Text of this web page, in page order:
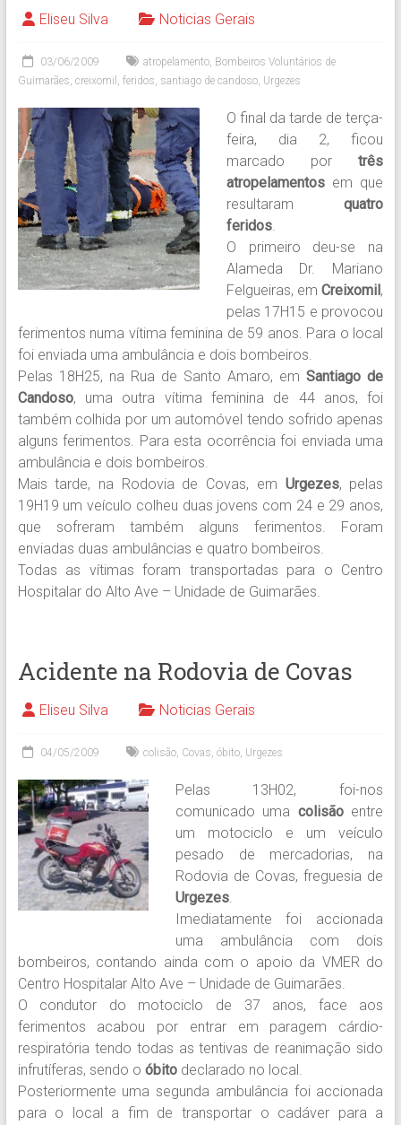
Eliseu Silva Noticias Gerais
03/06/2009 atropelamento, Bombeiros Voluntários de
Guimarães, creixomil , feridos, santiago de candoso, Urgezes
O final da tarde de terça-
feira, dia 2, ficou
marcado portrês
atropelamentosem que
resultaramquatro
feridos.
O primeiro deu-se na
Alameda Dr. Mariano
Felgueiras, emCreixomil ,
pelas 17H15 e provocou
ferimentos numa vítima feminina de 59 anos. Para o local
foi enviada uma ambulância e dois bombeiros.
Pelas 18H25, na Rua de Santo Amaro, emSantiago de
Candoso, uma outra vítima feminina de 44 anos, foi
também colhida por um automóvel tendo sofrido apenas
alguns ferimentos. Para esta ocorrência foi enviada uma
ambulância e dois bombeiros.
Mais tarde, na Rodovia de Covas, em Urgezes, pelas
19H19 um veículo colheu duas jovens com 24 e 29 anos,
que sofreram também alguns ferimentos. Foram
enviadas duas ambulâncias e quatro bombeiros.
Todas as vítimas foram transportadas para o Centro
Hospitalar do Alto Ave – Unidade de Guimarães.
Acidente na Rodovia de Covas
Eliseu Silva Noticias Gerais
04/05/2009 colisão, Covas, óbito, Urgezes
Pelas 13H02, foi-nos
comunicado uma colisãoentre
um motociclo e um veículo
pesado de mercadorias, na
Rodovia de Covas, freguesia de
Urgezes.
Imediatamente foi accionada
uma ambulância com dois
bombeiros, contando ainda com o apoio da VMER do
Centro Hospitalar Alto Ave – Unidade de Guimarães.
O condutor do motociclo de 37 anos, face aos
ferimentos acabou por entrar em paragem cárdio-
respiratória tendo todas as tentivas de reanimação sido
infrutíferas, sendo o óbitodeclarado no local.
Posteriormente uma segunda ambulância foi accionada
para o local a fim de transportar o cadáver para a